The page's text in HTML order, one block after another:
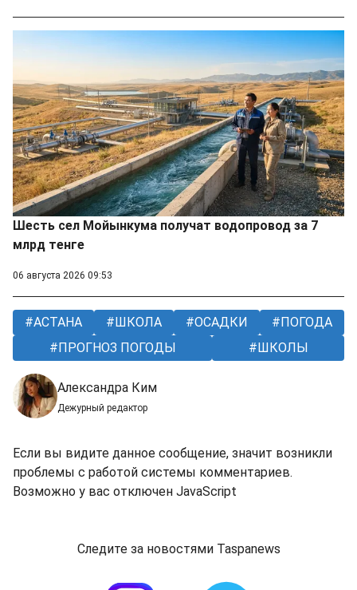
Шесть сел Мойынкума получат водопровод за 7
млрд тенге
06 августа 2026 09:53
АСТАНА ШКОЛА ОСАДКИ
ПОГОДА
ПРОГНОЗ ПОГОДЫ
ШКОЛЫ
Александра Ким
Дежурный редактор
Если вы видите данное сообщение, значит возникли
проблемы с работой системы комментариев.
Возможно у вас отключен JavaScript
Следите за новостями Taspanews